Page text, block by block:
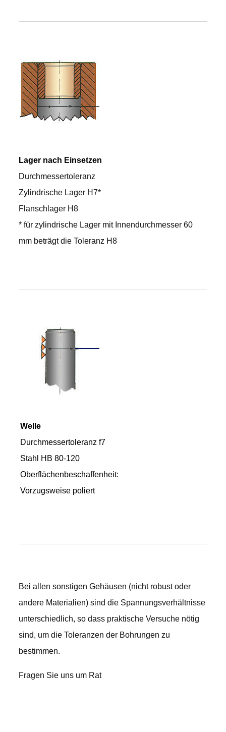
Lager nach Einsetzen
Durchmessertoleranz
Zylindrische Lager H7*
Flanschlager H8
* für zylindrische Lager mit Innendurchmesser 60
mm beträgt die Toleranz H8
Welle
Durchmessertoleranz f7
Stahl HB 80-120
Oberflächenbeschaffenheit:
Vorzugsweise poliert
Bei allen sonstigen Gehäusen (nicht robust oder
andere Materialien) sind die Spannungsverhältnisse
unterschiedlich, so dass praktische Versuche nötig
sind, um die Toleranzen der Bohrungen zu
bestimmen.
Fragen Sie uns um Rat